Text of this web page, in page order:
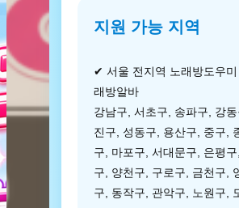
지원 가능 지역
✔ 서울 전지역 노래방도우미
래방알바
강남구, 서초구, 송파구, 강
진구, 성동구, 용산구, 중구,
구, 마포구, 서대문구, 은평구
구, 양천구, 구로구, 금천구,
구, 동작구, 관악구, 노원구,